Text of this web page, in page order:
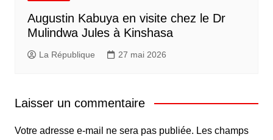
Augustin Kabuya en visite chez le Dr
Mulindwa Jules à Kinshasa
La République 27 mai 2026
Laisser un commentaire
Votre adresse e-mail ne sera pas publiée. Les champs